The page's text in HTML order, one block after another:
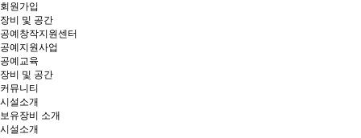
회원가입
장비 및 공간
공예창작지원센터
공예지원사업
공예교육
장비 및 공간
커뮤니티
시설소개
보유장비 소개
시설소개